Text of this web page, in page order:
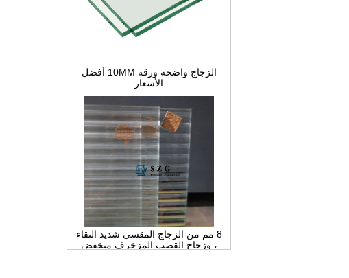
الأسعار
8 مم من الزجاج المقسى شديد النقاء
، وزجاج القصب المزخرف منخفض
الحديد ، والزجاج الداخلي للخصوصية
للتقسيم والحمام